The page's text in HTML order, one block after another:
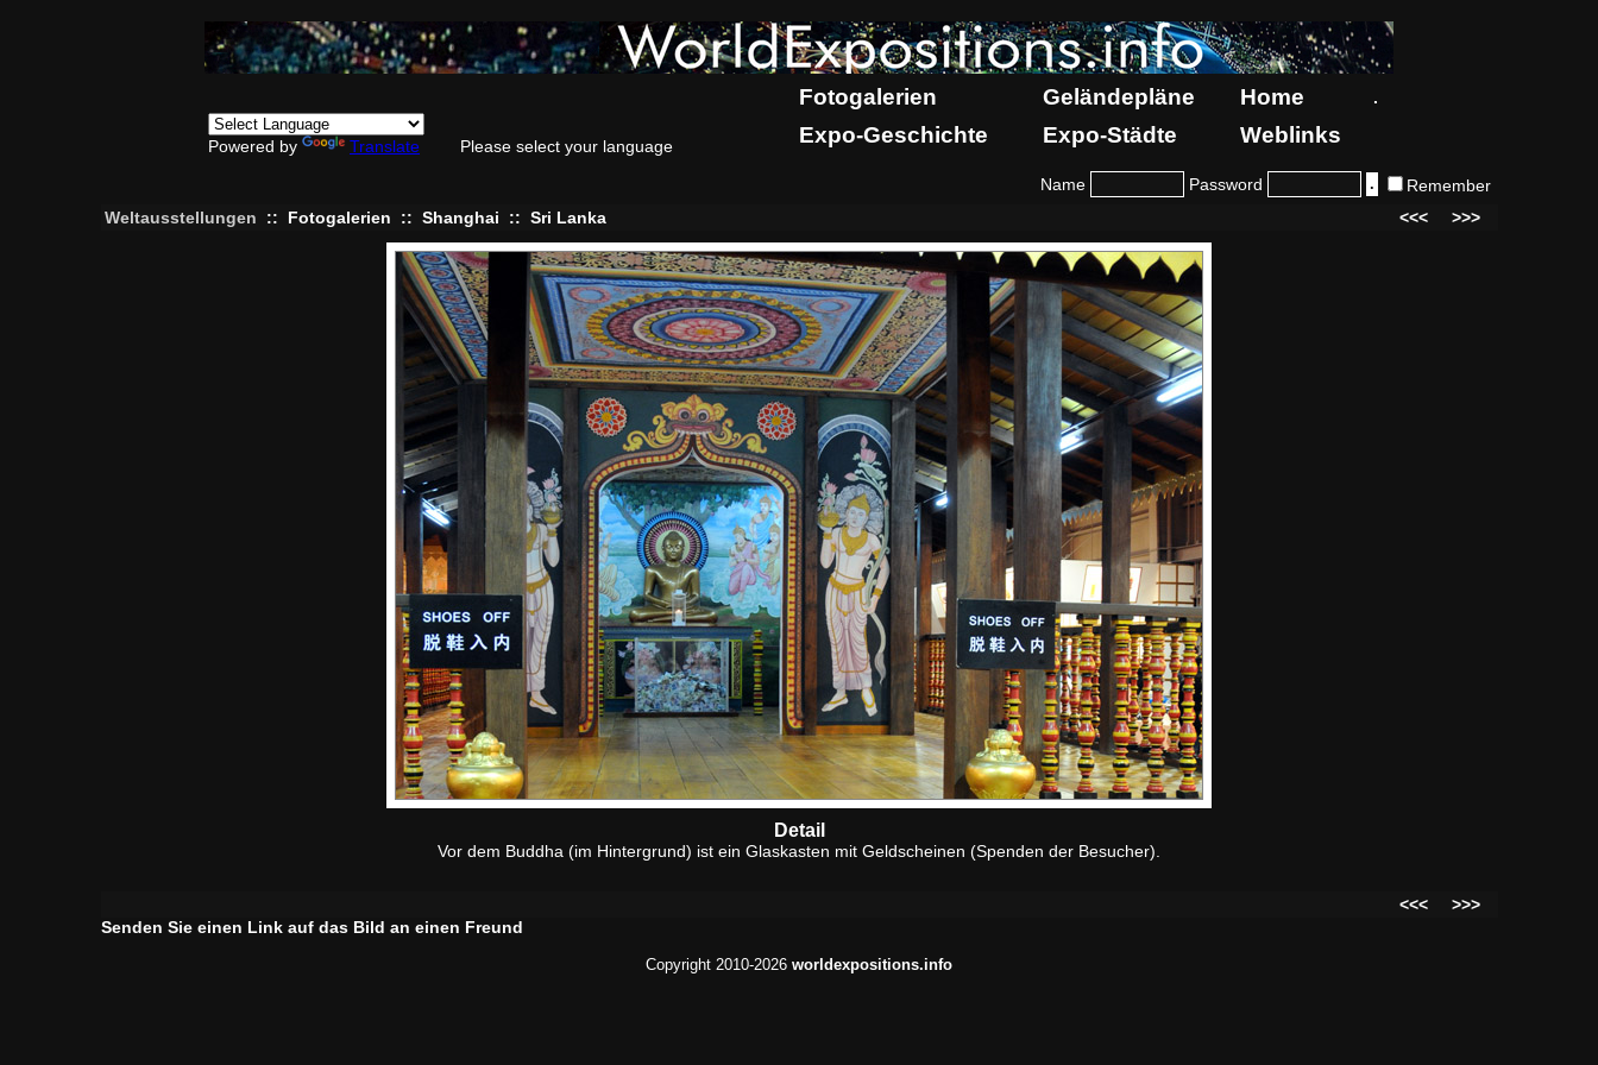
Powered by Translate Please select your language
Fotogalerien Geländepläne Home .
Expo-Geschichte Expo-Städte Weblinks
Name Password
Remember
Weltausstellungen
:: Fotogalerien :: Shanghai :: Sri Lanka <<< >>>
Detail
Vor dem Buddha (im Hintergrund) ist ein Glaskasten mit Geldscheinen (Spenden der Besucher).
<<<
>>>
Senden Sie einen Link auf das Bild an einen Freund
Copyright 2010-2026 worldexpositions.info